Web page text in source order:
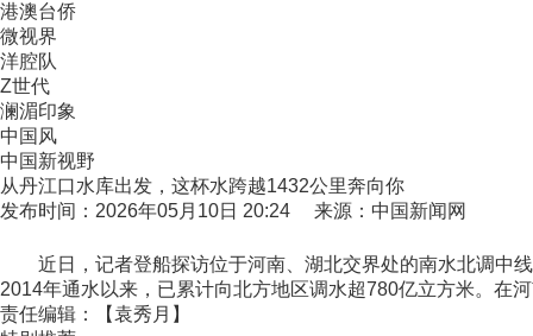
港澳台侨
微视界
洋腔队
Z世代
澜湄印象
中国风
中国新视野
从丹江口水库出发，这杯水跨越1432公里奔向你
发布时间：2026年05月10日 20:24 来源：中国新闻网
近日，记者登船探访位于河南、湖北交界处的南水北调中
2014年通水以来，已累计向北方地区调水超780亿立方米。在
责任编辑：【袁秀月】